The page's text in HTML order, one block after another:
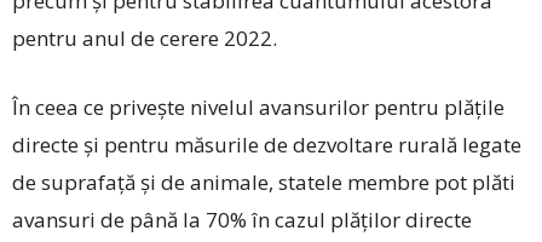
pentru anul de cerere 2022.
În ceea ce priveşte nivelul avansurilor pentru plăţile
directe şi pentru măsurile de dezvoltare rurală legate
de suprafaţă şi de animale, statele membre pot plăti
avansuri de până la 70% în cazul plăţilor directe